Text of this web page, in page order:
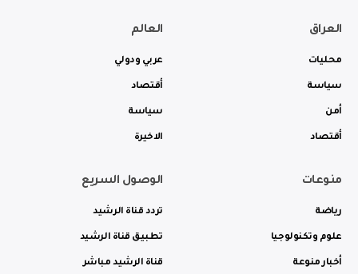
العراق
محليات
سياسة
أمن
أقتصاد
العالم
عربي ودولي
أقتصاد
سياسة
الاخيرة
منوعات
رياضة
علوم وتكنولوجيا
أخبار منوعة
الوصول السريع
تردد قناة الرشيد
تطبيق قناة الرشيد
قناة الرشيد مباشر